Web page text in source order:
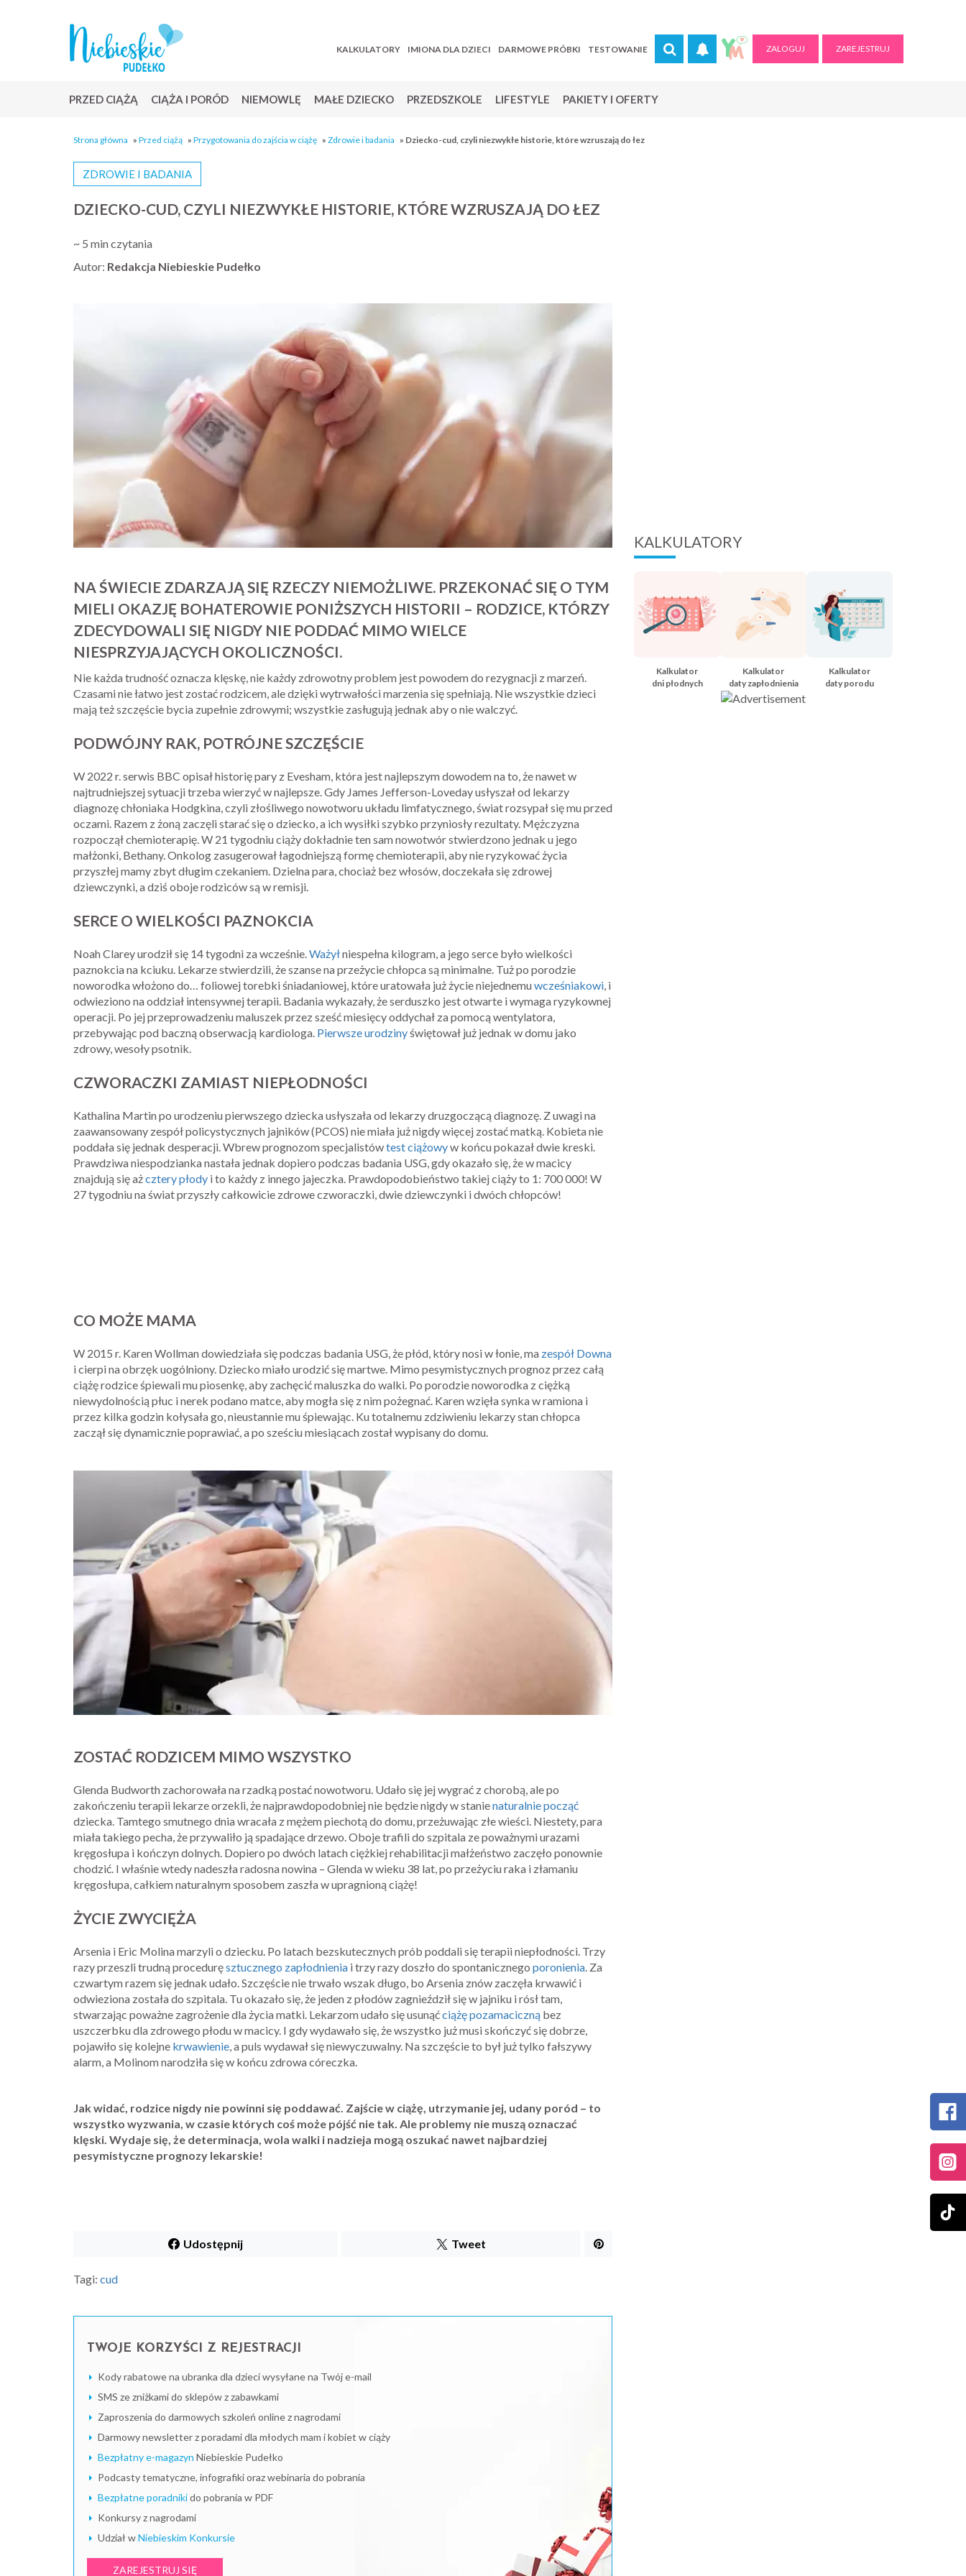
KALKULATORY IMIONA DLA DZIECI DARMOWE PRÓBKI TESTOWANIE ZALOGUJ ZAREJESTRUJ
PRZED CIĄŻĄ CIĄŻA I PORÓD NIEMOWLĘ MAŁE DZIECKO PRZEDSZKOLE LIFESTYLE PAKIETY I OFERTY
Strona główna » Przed ciążą » Przygotowania do zajścia w ciążę » Zdrowie i badania » Dziecko-cud, czyli niezwykłe historie, które wzruszają do łez
DZIECKO-CUD, CZYLI NIEZWYKŁE HISTORIE, KTÓRE WZRUSZAJĄ DO ŁEZ
ZDROWIE I BADANIA
~ 5 min czytania
Autor: Redakcja Niebieskie Pudełko
NA ŚWIECIE ZDARZAJĄ SIĘ RZECZY NIEMOŻLIWE. PRZEKONAĆ SIĘ O TYM
MIELI OKAZJĘ BOHATEROWIE PONIŻSZYCH HISTORII – RODZICE, KTÓRZY
ZDECYDOWALI SIĘ NIGDY NIE PODDAĆ MIMO WIELCE
NIESPRZYJAJĄCYCH OKOLICZNOŚCI.
Nie każda trudność oznacza klęskę, nie każdy zdrowotny problem jest powodem do rezygnacji z marzeń.
Czasami nie łatwo jest zostać rodzicem, ale dzięki wytrwałości marzenia się spełniają. Nie wszystkie dzieci
mają też szczęście bycia zupełnie zdrowymi; wszystkie zasługują jednak aby o nie walczyć.
PODWÓJNY RAK, POTRÓJNE SZCZĘŚCIE
W 2022 r. serwis BBC opisał historię pary z Evesham, która jest najlepszym dowodem na to, że nawet w
najtrudniejszej sytuacji trzeba wierzyć w najlepsze. Gdy James Jefferson-Loveday usłyszał od lekarzy
diagnozę chłoniaka Hodgkina, czyli złośliwego nowotworu układu limfatycznego, świat rozsypał się mu przed
oczami. Razem z żoną zaczęli starać się o dziecko, a ich wysiłki szybko przyniosły rezultaty. Mężczyzna
rozpoczął chemioterapię. W 21 tygodniu ciąży dokładnie ten sam nowotwór stwierdzono jednak u jego
małżonki, Bethany. Onkolog zasugerował łagodniejszą formę chemioterapii, aby nie ryzykować życia
przyszłej mamy zbyt długim czekaniem. Dzielna para, chociaż bez włosów, doczekała się zdrowej
dziewczynki, a dziś oboje rodziców są w remisji.
SERCE O WIELKOŚCI PAZNOKCIA
Noah Clarey urodził się 14 tygodni za wcześnie.Ważyłniespełna kilogram, a jego serce było wielkości
paznokcia na kciuku. Lekarze stwierdzili, że szanse na przeżycie chłopca są minimalne. Tuż po porodzie
noworodka włożono do… foliowej torebki śniadaniowej, które uratowała już życie niejednemuwcześniakowi, i
odwieziono na oddział intensywnej terapii. Badania wykazały, że serduszko jest otwarte i wymaga ryzykownej
operacji. Po jej przeprowadzeniu maluszek przez sześć miesięcy oddychał za pomocą wentylatora,
przebywając pod baczną obserwacją kardiologa. Pierwsze urodzinyświętował już jednak w domu jako
zdrowy, wesoły psotnik.
CZWORACZKI ZAMIAST NIEPŁODNOŚCI
Kathalina Martin po urodzeniu pierwszego dziecka usłyszała od lekarzy druzgoczącą diagnozę. Z uwagi na
zaawansowany zespół policystycznych jajników (PCOS) nie miała już nigdy więcej zostać matką. Kobieta nie
poddała się jednak desperacji. Wbrew prognozom specjalistówtest ciążowyw końcu pokazał dwie kreski.
Prawdziwa niespodzianka nastała jednak dopiero podczas badania USG, gdy okazało się, że w macicy
znajdują się ażcztery płody i to każdy z innego jajeczka. Prawdopodobieństwo takiej ciąży to 1: 700 000! W
27 tygodniu na świat przyszły całkowicie zdrowe czworaczki, dwie dziewczynki i dwóch chłopców!
CO MOŻE MAMA
W 2015 r. Karen Wollman dowiedziała się podczas badania USG, że płód, który nosi w łonie, ma zespół Downa
i cierpi na obrzęk uogólniony. Dziecko miało urodzić się martwe. Mimo pesymistycznych prognoz przez całą
ciążę rodzice śpiewali mu piosenkę, aby zachęcić maluszka do walki. Po porodzie noworodka z ciężką
niewydolnością płuc i nerek podano matce, aby mogła się z nim pożegnać. Karen wzięła synka w ramiona i
przez kilka godzin kołysała go, nieustannie mu śpiewając. Ku totalnemu zdziwieniu lekarzy stan chłopca
zaczął się dynamicznie poprawiać, a po sześciu miesiącach został wypisany do domu.
ZOSTAĆ RODZICEM MIMO WSZYSTKO
Glenda Budworth zachorowała na rzadką postać nowotworu. Udało się jej wygrać z chorobą, ale po
zakończeniu terapii lekarze orzekli, że najprawdopodobniej nie będzie nigdy w stanienaturalnie począć
dziecka. Tamtego smutnego dnia wracała z mężem piechotą do domu, przeżuwając złe wieści. Niestety, para
miała takiego pecha, że przywaliło ją spadające drzewo. Oboje trafili do szpitala ze poważnymi urazami
kręgosłupa i kończyn dolnych. Dopiero po dwóch latach ciężkiej rehabilitacji małżeństwo zaczęło ponownie
chodzić. I właśnie wtedy nadeszła radosna nowina – Glenda w wieku 38 lat, po przeżyciu raka i złamaniu
kręgosłupa, całkiem naturalnym sposobem zaszła w upragnioną ciążę!
ŻYCIE ZWYCIĘŻA
Arsenia i Eric Molina marzyli o dziecku. Po latach bezskutecznych prób poddali się terapii niepłodności. Trzy
razy przeszli trudną proceduręsztucznego zapłodnienia i trzy razy doszło do spontanicznego poronienia. Za
czwartym razem się jednak udało. Szczęście nie trwało wszak długo, bo Arsenia znów zaczęła krwawić i
odwieziona została do szpitala. Tu okazało się, że jeden z płodów zagnieździł się w jajniku i rósł tam,
stwarzając poważne zagrożenie dla życia matki. Lekarzom udało się usunąćciążę pozamaciczną bez
uszczerbku dla zdrowego płodu w macicy. I gdy wydawało się, że wszystko już musi skończyć się dobrze,
pojawiło się kolejne krwawienie, a puls wydawał się niewyczuwalny. Na szczęście to był już tylko fałszywy
alarm, a Molinom narodziła się w końcu zdrowa córeczka.
Jak widać, rodzice nigdy nie powinni się poddawać. Zajście w ciążę, utrzymanie jej, udany poród – to
wszystko wyzwania, w czasie których coś może pójść nie tak. Ale problemy nie muszą oznaczać
klęski. Wydaje się, że determinacja, wola walki i nadzieja mogą oszukać nawet najbardziej
pesymistyczne prognozy lekarskie!
Udostępnij Tweet
Tagi: cud
TWOJE KORZYŚCI Z REJESTRACJI
Kody rabatowe na ubranka dla dzieci wysyłane na Twój e-mail
SMS ze zniżkami do sklepów z zabawkami
Zaproszenia do darmowych szkoleń online z nagrodami
Darmowy newsletter z poradami dla młodych mam i kobiet w ciąży
Bezpłatny e-magazyn Niebieskie Pudełko
Podcasty tematyczne, infografiki oraz webinaria do pobrania
Bezpłatne poradnikido pobrania w PDF
Konkursy z nagrodami
Udział wNiebieskim Konkursie
ZAREJESTRUJ SIĘ
KALKULATORY
Kalkulator
dni płodnych
Kalkulator
daty zapłodnienia
Kalkulator
daty porodu